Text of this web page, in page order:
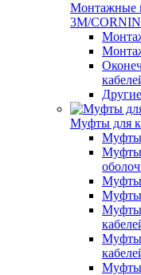
Монтажные
3M/
Муфты для
Муфты
Муфты
Муфты
Муфты
Муфты
Муфты